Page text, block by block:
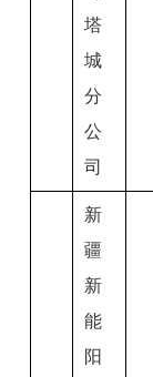
塔
城
分
公
司
新
疆
新
能
阳